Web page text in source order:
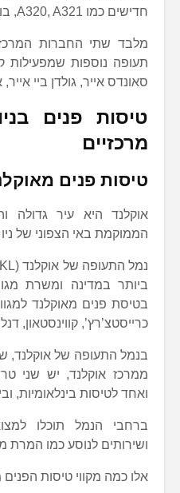
חדישים כמו A320, A321, בואינג דרימליינר ועוד.
מלבד שתי החברות
תעופה נוספות שמפעילות
סאונדס אייר, גולדן ביי
טיסות פנים
מרכזיים
טיסות פנים
אוקלנד היא עיר גדולה
הממוקמת באי הצפוני של ניו
ביותר במדינה ומשרת
בטיסת פנים מאוקלנד
כרייסטצ’רץ’, קווינסטאון,
ממרכז אוקלנד, יש שני
ואחד לטיסות בינלאומיות,
ברחבי הנמל תוכלו
ושירותים לנוסע כמו המרת
אלו כמה מקווי טיסות הפנים